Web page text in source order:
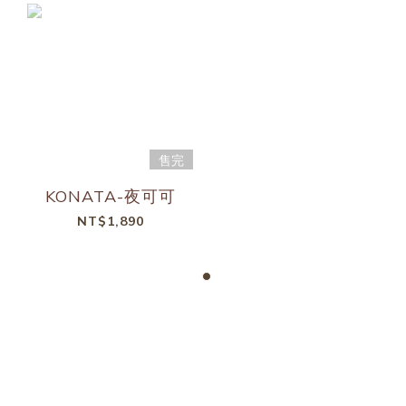
售完
KONATA-夜可可
NT$1,890